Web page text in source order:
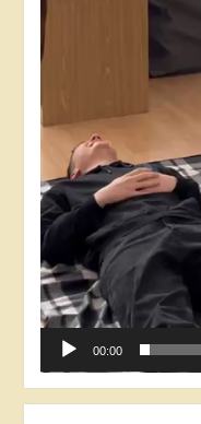
00:00